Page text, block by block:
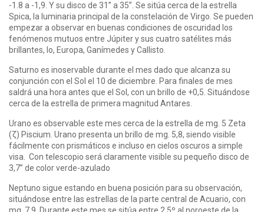
-1.8 a -1,9. Y su disco de 31” a 35”. Se sitúa cerca de la estrella
Spica, la luminaria principal de la constelación de Virgo. Se pueden
empezar a observar en buenas condiciones de oscuridad los
fenómenos mutuos entre Júpiter y sus cuatro satélites más
brillantes, Io, Europa, Ganímedes y Callisto.
Saturno es inoservable durante el mes dado que alcanza su
conjunción con el Sol el 10 de diciembre. Para finales de mes
saldrá una hora antes que el Sol, con un brillo de +0,5. Situándose
cerca de la estrella de primera magnitud Antares.
Urano es observable este mes cerca de la estrella de mg. 5 Zeta
(ζ) Piscium. Urano presenta un brillo de mg. 5,8, siendo visible
fácilmente con prismáticos e incluso en cielos oscuros a simple
visa. Con telescopio será claramente visible su pequeño disco de
3,7” de color verde-azulado
Neptuno sigue estando en buena posición para su observación,
situándose entre las estrellas de la parte central de Acuario, con